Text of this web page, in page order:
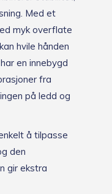
Med et
myk overflate
hvile hånden
en innebygd
fra
på ledd og
å tilpasse
den
gir ekstra